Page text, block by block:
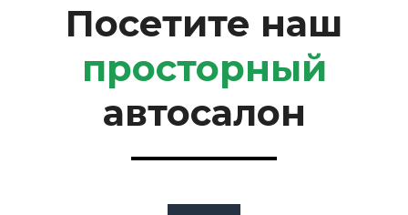
Посетите наш
просторный
автосалон